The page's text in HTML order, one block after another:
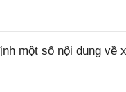
một số nội dung về